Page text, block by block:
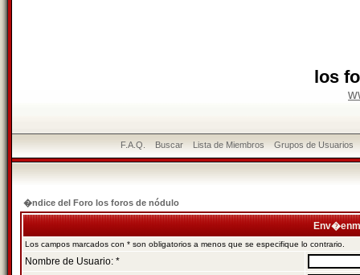
los
F.A.Q. Buscar Lista de Miembros Grupos de Usuarios
�ndice del Foro los foros de nódulo
Los campos marcados con * son obligatorios a menos que se especifique lo contrario.
Nombre de Usuario: *